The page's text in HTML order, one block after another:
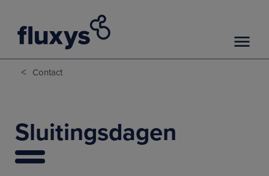
< Contact
Sluitingsdagen